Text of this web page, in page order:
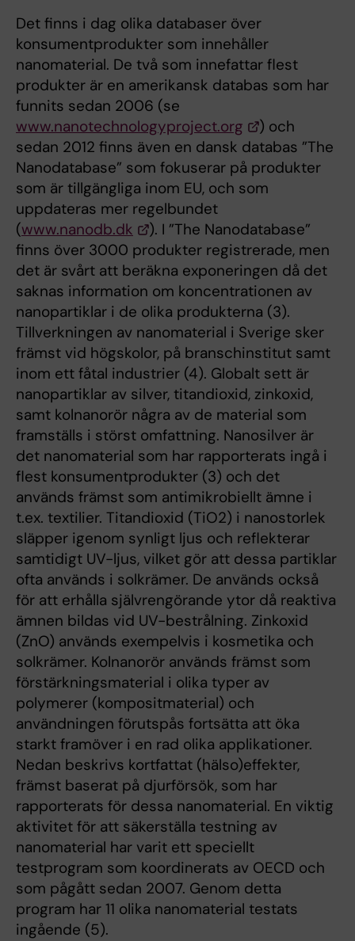
Det finns i dag olika databaser över
konsumentprodukter som innehåller
nanomaterial. De två som innefattar flest
produkter är en amerikansk databas som har
funnits sedan 2006 (se
www.nanotechnologyproject.org
) och
sedan 2012 finns även en dansk databas ”The
Nanodatabase” som fokuserar på produkter
som är tillgängliga inom EU, och som
uppdateras mer regelbundet
(www.nanodb.dk
). I ”The Nanodatabase”
finns över 3000 produkter registrerade, men
det är svårt att beräkna exponeringen då det
saknas information om koncentrationen av
nanopartiklar i de olika produkterna (3).
Tillverkningen av nanomaterial i Sverige sker
främst vid högskolor, på branschinstitut samt
inom ett fåtal industrier (4). Globalt sett är
nanopartiklar av silver, titandioxid, zinkoxid,
samt kolnanorör några av de material som
framställs i störst omfattning. Nanosilver är
det nanomaterial som har rapporterats ingå i
flest konsumentprodukter (3) och det
används främst som antimikrobiellt ämne i
t.ex. textilier. Titandioxid (TiO2) i nanostorlek
släpper igenom synligt ljus och reflekterar
samtidigt UV-ljus, vilket gör att dessa partiklar
ofta används i solkrämer. De används också
för att erhålla självrengörande ytor då reaktiva
ämnen bildas vid UV-bestrålning. Zinkoxid
(ZnO) används exempelvis i kosmetika och
solkrämer. Kolnanorör används främst som
förstärkningsmaterial i olika typer av
polymerer (kompositmaterial) och
användningen förutspås fortsätta att öka
starkt framöver i en rad olika applikationer.
Nedan beskrivs kortfattat (hälso)effekter,
främst baserat på djurförsök, som har
rapporterats för dessa nanomaterial. En viktig
aktivitet för att säkerställa testning av
nanomaterial har varit ett speciellt
testprogram som koordinerats av OECD och
som pågått sedan 2007. Genom detta
program har 11 olika nanomaterial testats
ingående (5).